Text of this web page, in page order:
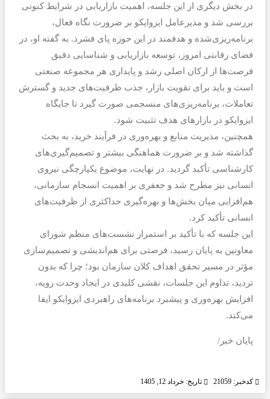
در بخش دیگری از این جلسه، اهمیت بازاریابی در شرایط کنونی
بررسی شد و مدیرعامل ایزوایکو بر ضرورت نگاه فعال،
برنامه‌ریزی‌شده و هدفمند در این حوزه پای فشرد. به گفته او، در
فضای رقابتی امروز، توسعه بازاریابی و شناسایی دقیق
فرصت‌ها از ارکان اصلی رشد و پایداری هر مجموعه صنعتی
است و باید برای تقویت بازار، جذب ظرفیت‌های جدید و گسترش
تعاملات، برنامه‌ریزی‌های منسجمی صورت گیرد تا جایگاه
ایزوایکو در بازارهای هدف تثبیت شود.
همچنین، مدیریت منابع و بهره‌وری در فرآیند خرید، به بحث
گذاشته شد و بر ضرورت هماهنگی بیشتر و تصمیم‌گیری‌های
کارشناسی تأکید گردید. در نهایت، موضوع یکپارچگی نیروی
انسانی نیز مطرح شد و جعفری بر اهمیت انسجام سازمانی،
هم‌افزایی میان بخش‌ها و بهره‌گیری حداکثری از ظرفیت‌های
انسانی تأکید کرد.
این جلسه که با تأکید بر استمرار نشست‌های منظم شورای
معاونین به پایان رسید، فرصتی برای هم‌اندیشی و تصمیم‌سازی
مؤثر در مسیر تحقق اهداف کلان سازمان بود؛ چرا که بدون
تردید، تداوم این جلسات، نقشی کلیدی در ایجاد وحدت رویه،
افزایش بهره‌وری و پیشبرد برنامه‌های راهبردی ایزوایکو ایفا
می‌کند.
پایان خبر/
کدخبر: 21059 تاریخ: خرداد 12, 1405